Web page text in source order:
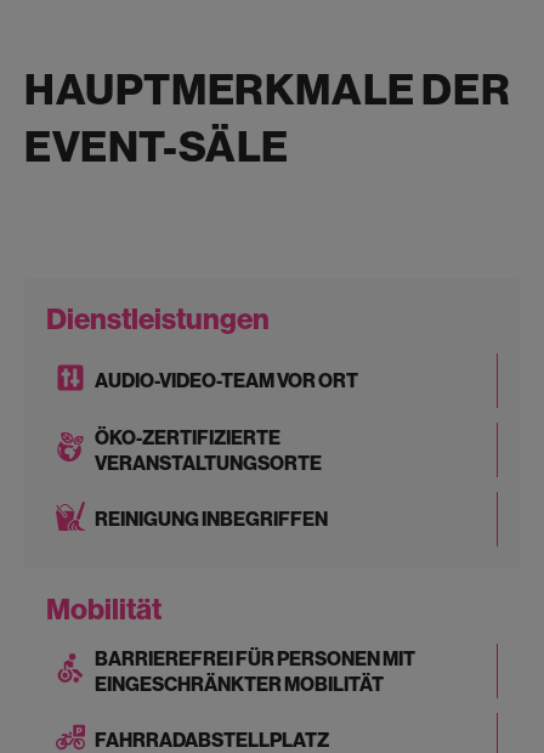
HAUPTMERKMALE DER
EVENT-SÄLE
Dienstleistungen
AUDIO-VIDEO-TEAM VOR ORT
ÖKO-ZERTIFIZIERTE
VERANSTALTUNGSORTE
REINIGUNG INBEGRIFFEN
Mobilität
BARRIEREFREI FÜR PERSONEN MIT
EINGESCHRÄNKTER MOBILITÄT
FAHRRADABSTELLPLATZ